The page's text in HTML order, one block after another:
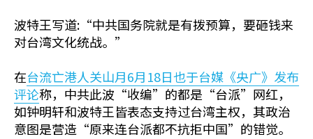
波特王写道:“中共国务院就是有拨预算，要砸钱来
对台湾文化统战。”
在台流亡港人关山月6月18日也于台媒《央广》发布
评论称，中共此波“收编”的都是“台派”网红，
如钟明轩和波特王皆表态支持过台湾主权，其政治
意图是营造“原来连台派都不抗拒中国”的错觉。